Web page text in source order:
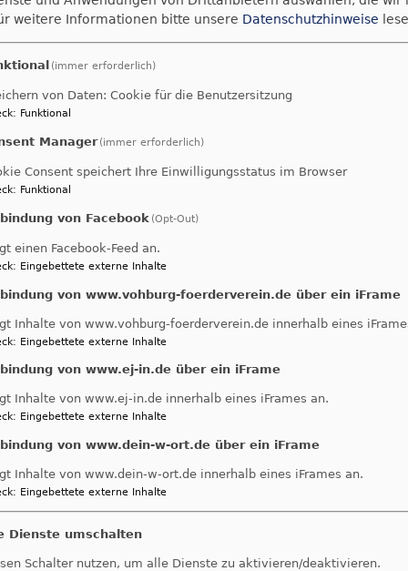
und
Pfarrer Wemhöner begrüßt für die Kirchengemeinde
das Leben der Gemeinde
Bildrechte beim Autor
In
nur die
diesem
zum
der
der voll
erkennen, unser Frauenfrühstück hat alle unsere
weitere Informationen bitte unsere Datenschutzhinweise
(immer erforderlich)
von Daten: Cookie für die Benutzersitzung
: Funktional
Manager (immer erforderlich)
Consent speichert Ihre Einwilligungsstatus im Browser
: Funktional
von Facebook (Opt-Out)
einen Facebook-Feed an.
: Eingebettete externe Inhalte
von www.vohburg-foerderverein.de über ein iFrame
Inhalte von www.vohburg-foerderverein.de innerhalb eines
: Eingebettete externe Inhalte
von www.ej-in.de über ein iFrame
Inhalte von www.ej-in.de innerhalb eines iFrames an.
: Eingebettete externe Inhalte
von www.dein-w-ort.de über ein iFrame
Inhalte von www.dein-w-ort.de innerhalb eines iFrames an.
: Eingebettete externe Inhalte
Dienste umschalten
Schalter nutzen, um alle Dienste zu aktivieren/deaktivieren.